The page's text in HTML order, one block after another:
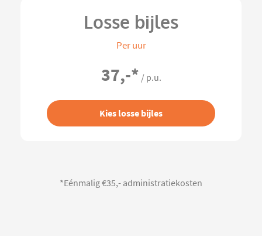
Losse bijles
Per uur
37,-* / p.u.
Kies losse bijles
*Eénmalig €35,- administratiekosten